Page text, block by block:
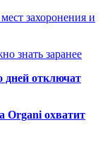
захоронения и
знать заранее
дней отключат
Organi охватит